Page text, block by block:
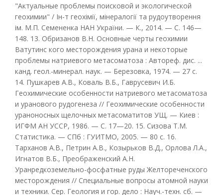
"Актуальные проблемы поисковой и экологической
геохимии" / Ін-т геохімії, мінералогії та рудоутворення
ім. М.П. Семененка НАН України. — К., 2014. — С. 146—
148. 13. Обризанов В.Н. Основные черты геохимии
Ватутинс кого месторождения урана и некоторые
проблемы натриевого метасоматоза : Автореф. дис. ...
канд. геол.-минерал. наук. — Березовка, 1974. — 27 с.
14. Пушкарев А.В., Коваль В.Б., Гаврусевич И.Б.
Геохимические особенности натриевого метасоматоза
и уранового рудогенеза // Геохимические особенности
ураноносных щелочных метасоматитов УЩ. — Киев :
ИГФМ АН УССР, 1986. — С. 17—20. 15. Сизова Т.М.
Статистика. — СПб : ГУИТМО, 2005. — 80 с. 16.
Тарханов А.В., Петрин А.В., Козырьков В.Д., Орлова Л.А.,
Игнатов В.Б., Преображенский А.Н.
Уранредкоземельно-фосфатные руды Желтореченского
месторождения // Специальные вопросы атомной науки
и техники. Сер. Геология и гор. дело : Науч.-техн. сб. —